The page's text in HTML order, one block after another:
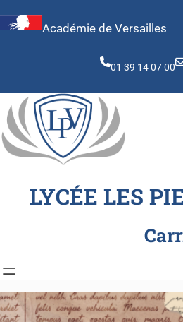
au
Académie de Versailles
01 39 14 07 00
LYCÉE LES